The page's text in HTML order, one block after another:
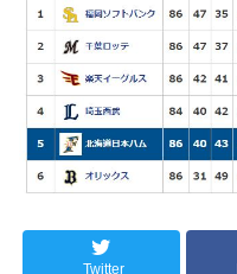
Twitter